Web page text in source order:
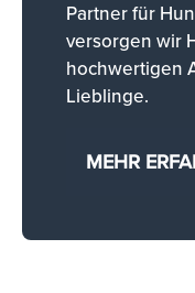
Partner für
versorgen wir
hochwertigen
Lieblinge.
MEHR